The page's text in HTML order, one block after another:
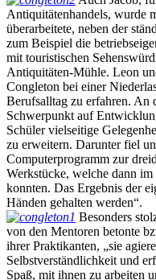
Antiquitätenhandels, wurde
überarbeitete, neben der
zum Beispiel die
mit touristischen
Antiquitäten-Mühle. Leon
Congleton bei einer
Berufsalltag zu erfahren. An
Schwerpunkt auf
Schüler vielseitige
zu erweitern. Darunter fiel
Computerprogramm zur
Werkstücke, welche dann
konnten. Das Ergebnis der
Händen gehalten werden“.
Besonders
von den Mentoren betonte
ihrer Praktikanten, „sie
Selbstverständlichkeit und
Spaß, mit ihnen zu arbeiten